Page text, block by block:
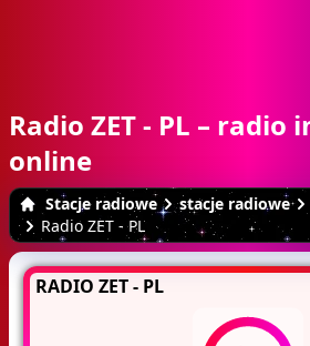
Radio ZET - PL –
online
Stacje radiowe stacje radiowe
Radio ZET - PL
RADIO ZET - PL